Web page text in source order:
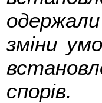
зміни
спорів.